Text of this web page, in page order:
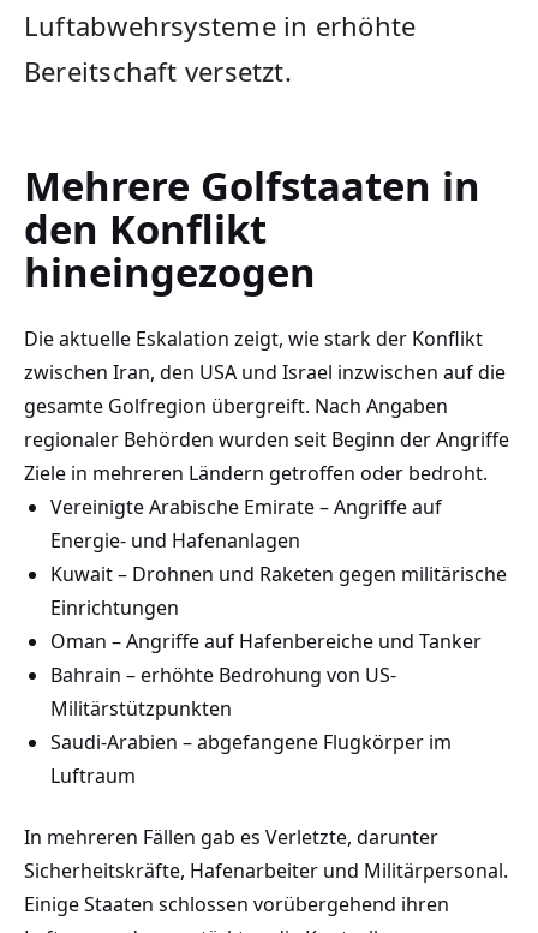
Luftabwehrsysteme in erhöhte
Bereitschaft versetzt.
Mehrere Golfstaaten in
den Konflikt
hineingezogen
Die aktuelle Eskalation zeigt, wie stark der Konflikt
zwischen Iran, den USA und Israel inzwischen auf die
gesamte Golfregion übergreift. Nach Angaben
regionaler Behörden wurden seit Beginn der Angriffe
Ziele in mehreren Ländern getroffen oder bedroht.
Vereinigte Arabische Emirate – Angriffe auf
Energie- und Hafenanlagen
Kuwait – Drohnen und Raketen gegen militärische
Einrichtungen
Oman – Angriffe auf Hafenbereiche und Tanker
Bahrain – erhöhte Bedrohung von US-
Militärstützpunkten
Saudi-Arabien – abgefangene Flugkörper im
Luftraum
In mehreren Fällen gab es Verletzte, darunter
Sicherheitskräfte, Hafenarbeiter und Militärpersonal.
Einige Staaten schlossen vorübergehend ihren